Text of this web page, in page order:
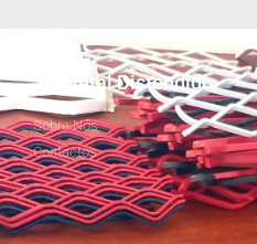
SJ Metal Distendido
Sobre Nós
Contactos